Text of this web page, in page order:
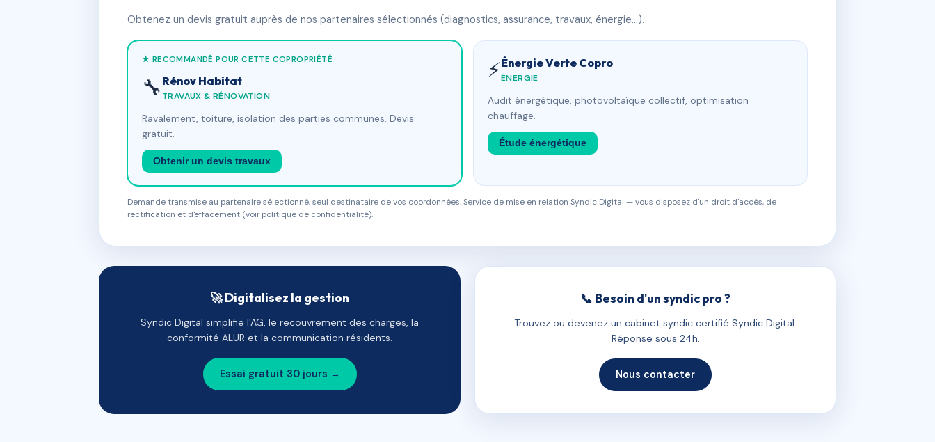
Obtenez un devis gratuit auprès de nos partenaires sélectionnés (diagnostics, assurance, travaux, énergie…).
★ RECOMMANDÉ POUR CETTE COPROPRIÉTÉ
🔧 Rénov Habitat
TRAVAUX & RÉNOVATION
Ravalement, toiture, isolation des parties communes. Devis
gratuit.
Obtenir un devis travaux
⚡Énergie Verte Copro
ÉNERGIE
Audit énergétique, photovoltaïque collectif, optimisation
chauffage.
Étude énergétique
Demande transmise au partenaire sélectionné, seul destinataire de vos coordonnées. Service de mise en relation Syndic Digital — vous disposez d'un droit d'accès, de
rectification et d'effacement (voir politique de confidentialité).
🚀 Digitalisez la gestion
Syndic Digital simplifie l'AG, le recouvrement des charges, la
conformité ALUR et la communication résidents.
Essai gratuit 30 jours →
📞 Besoin d'un syndic pro ?
Trouvez ou devenez un cabinet syndic certifié Syndic Digital.
Réponse sous 24h.
Nous contacter